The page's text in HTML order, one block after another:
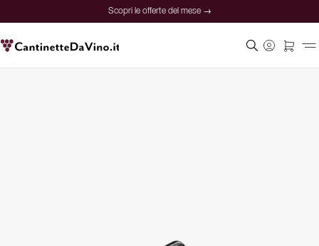
Scopri le offerte del mese →